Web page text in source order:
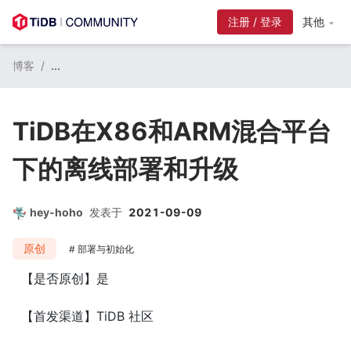
注册 / 登录 其他
博客 / ...
TiDB在X86和ARM混合平台
下的离线部署和升级
hey-hoho 发表于 2021-09-09
原创 部署与初始化
【是否原创】是
【首发渠道】TiDB 社区